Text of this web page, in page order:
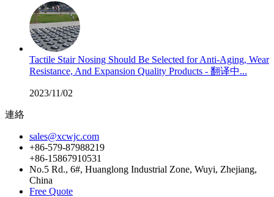
Tactile Stair Nosing Should Be Selected for Anti-Aging, Wear
Resistance, And Expansion Quality Products - 翻译中...
2023/11/02
連絡
sales@xcwjc.com
+86-579-87988219
+86-15867910531
No.5 Rd., 6#, Huanglong Industrial Zone, Wuyi, Zhejiang,
China
Free Quote